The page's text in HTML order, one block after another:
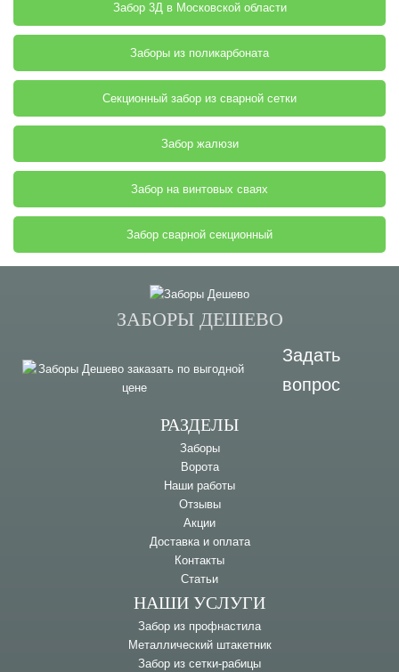
Забор 3Д в Московской области
Заборы из поликарбоната
Секционный забор из сварной сетки
Забор жалюзи
Забор на винтовых сваях
Забор сварной секционный
ЗАБОРЫ ДЕШЕВО
Задать
вопрос
РАЗДЕЛЫ
Заборы
Ворота
Наши работы
Отзывы
Акции
Доставка и оплата
Контакты
Статьи
НАШИ УСЛУГИ
Забор из профнастила
Металлический штакетник
Забор из сетки-рабицы